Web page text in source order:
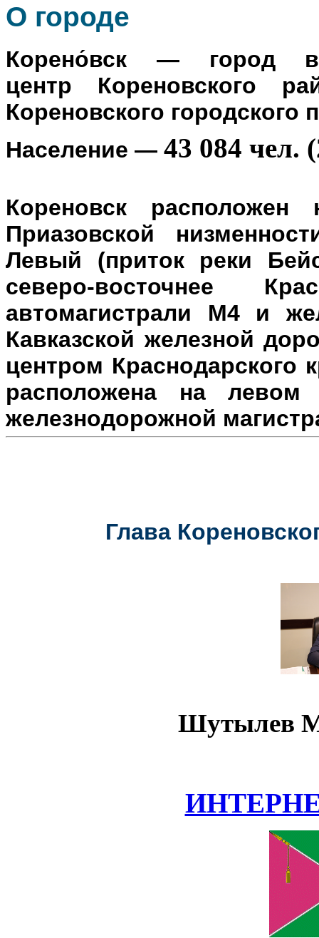
О городе
Корено́вск — город в
центр Кореновского
Кореновского городского
Население — 43 084 чел.
Кореновск
Приазовской
Левый (приток реки
северо-восточнее
автомагистрали М4 и
Кавказской железной
центром Краснодарского
расположена на левом
железнодорожной
Глава
Шутылев